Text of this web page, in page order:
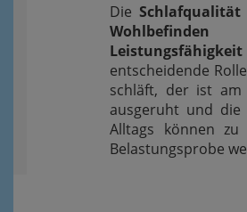
Die Schlafqualität
Leistungsfähigkeit
entscheidende
schläft, der ist
ausgeruht und die
Alltags können zu
Belastungsprobe